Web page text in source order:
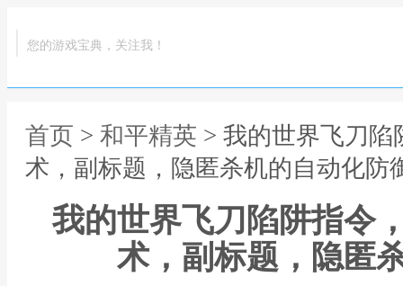
您的游戏宝典，关注我！
首页 > 和平精英 > 我的世界飞刀
术，副标题，隐匿杀机的自动化防
我的世界飞刀陷阱指令
术，副标题，隐匿